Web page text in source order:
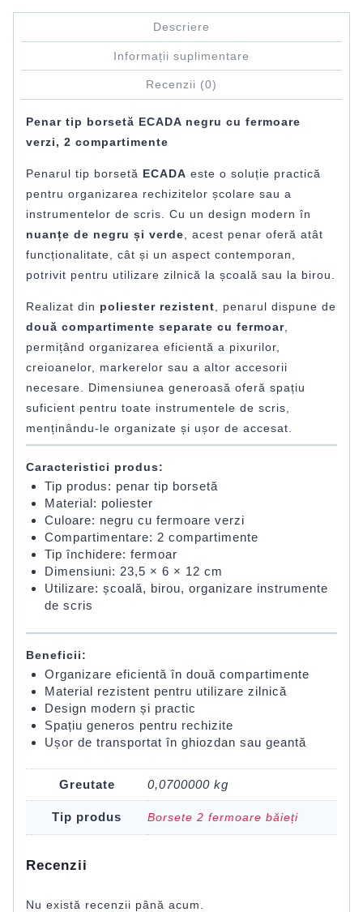
Descriere
Informații suplimentare
Recenzii (0)
Penar tip borsetă ECADA negru cu fermoare
verzi, 2 compartimente
Penarul tip borsetă ECADA este o soluție practică
pentru organizarea rechizitelor școlare sau a
instrumentelor de scris. Cu un design modern în
nuanțe de negru și verde , acest penar oferă atât
funcționalitate, cât și un aspect contemporan,
potrivit pentru utilizare zilnică la școală sau la birou.
Realizat din poliester rezistent , penarul dispune de
două compartimente separate cu fermoar
permițând organizarea eficientă a pixurilor,
creioanelor, markerelor sau a altor accesorii
necesare. Dimensiunea generoasă oferă spațiu
suficient pentru toate instrumentele de scris,
menținându-le organizate și ușor de accesat.
Caracteristici produs:
Tip produs: penar tip borsetă
Material: poliester
Culoare: negru cu fermoare verzi
Compartimentare: 2 compartimente
Tip închidere: fermoar
Dimensiuni: 23,5 × 6 × 12 cm
Utilizare: școală, birou, organizare instrumente
de scris
Beneficii:
Organizare eficientă în două compartimente
Material rezistent pentru utilizare zilnică
Design modern și practic
Spațiu generos pentru rechizite
Ușor de transportat în ghiozdan sau geantă
Greutate 0,0700000 kg
Tip produs Borsete 2 fermoare băieți
Recenzii
Nu există recenzii până acum.